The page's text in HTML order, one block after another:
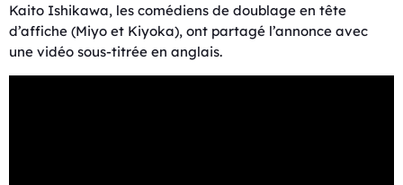
Kaito Ishikawa, les comédiens de doublage en tête
d’affiche (Miyo et Kiyoka), ont partagé l’annonce avec
une vidéo sous-titrée en anglais.